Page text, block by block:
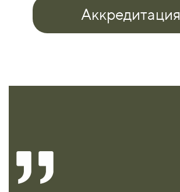
Аккредитация